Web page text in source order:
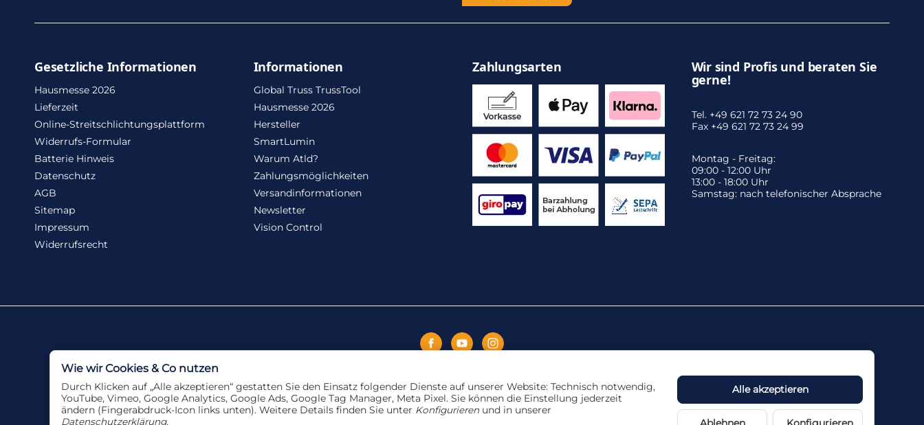
Gesetzliche Informationen
Hausmesse 2026
Lieferzeit
Online-Streitschlichtungsplattform
Widerrufs-Formular
Batterie Hinweis
Datenschutz
AGB
Sitemap
Impressum
Widerrufsrecht
Informationen
Global Truss TrussTool
Hausmesse 2026
Hersteller
SmartLumin
Warum Atld?
Zahlungsmöglichkeiten
Versandinformationen
Newsletter
Vision Control
Zahlungsarten Wir sind Profis und beraten Sie
gerne!
Tel. +49 621 72 73 24 90
Fax +49 621 72 73 24 99
Montag - Freitag:
09:00 - 12:00 Uhr
13:00 - 18:00 Uhr
Samstag: nach telefonischer Absprache
Alle Angebote nur solange der Vorrat reicht. Für Druckfehler und Irrtümer wird keine Haftung übernommen.
Alle akzeptieren
Ablehnen Konfigurieren
Wie wir Cookies & Co nutzen
Durch Klicken auf „Alle akzeptieren“ gestatten Sie den Einsatz folgender Dienste auf unserer Website: Technisch notwendig,
YouTube, Vimeo, Google Analytics, Google Ads, Google Tag Manager, Meta Pixel. Sie können die Einstellung jederzeit
ändern (Fingerabdruck-Icon links unten). Weitere Details finden Sie unter Konfigurieren und in unserer
Datenschutzerklärung.